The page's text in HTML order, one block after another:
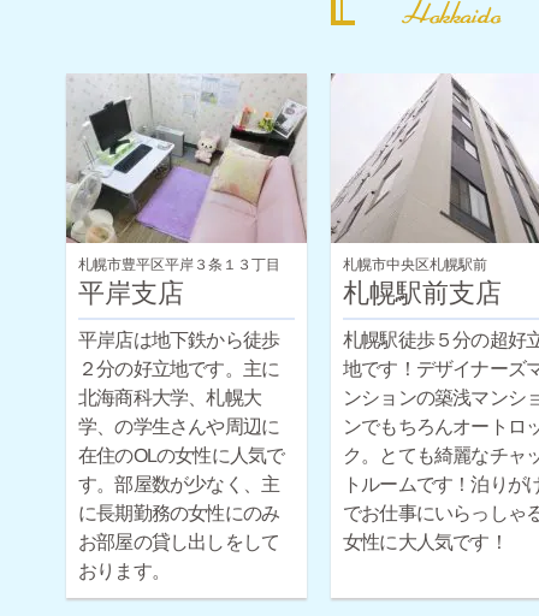
札幌市豊平区平岸３条１３丁目
平岸支店
平岸店は地下鉄から徒歩
２分の好立地です。主に
北海商科大学、札幌大
学、の学生さんや周辺に
在住のOLの女性に人気で
す。部屋数が少なく、主
に長期勤務の女性にのみ
お部屋の貸し出しをして
おります。
札幌市中央区札幌駅前
札幌駅前支店
札幌駅徒歩５分の超好
地です！デザイナーズ
ンションの築浅マンシ
ンでもちろんオートロ
ク。とても綺麗なチャ
トルームです！泊りが
でお仕事にいらっしゃ
女性に大人気です！